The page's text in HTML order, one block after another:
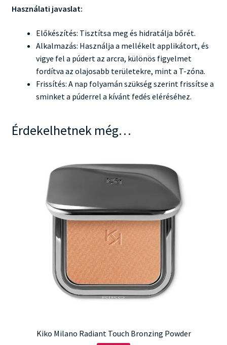
Használati javaslat:
Előkészítés: Tisztítsa meg és hidratálja bőrét.
Alkalmazás: Használja a mellékelt applikátort, és
vigye fel a púdert az arcra, különös figyelmet
fordítva az olajosabb területekre, mint a T-zóna.
Frissítés: A nap folyamán szükség szerint frissítse a
sminket a púderrel a kívánt fedés eléréséhez.
Érdekelhetnek még…
Kiko Milano Radiant Touch Bronzing Powder